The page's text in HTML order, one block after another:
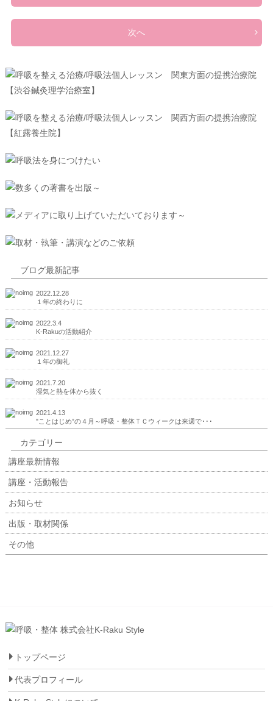
次へ
ブログ最新記事
2022.12.28
１年の終わりに
2022.3.4
K-Rakuの活動紹介
2021.12.27
１年の御礼
2021.7.20
湿気と熱を体から抜く
2021.4.13
"ことはじめ”の４月～呼吸・整体ＴＣウィークは来週で･･･
カテゴリー
講座最新情報
講座・活動報告
お知らせ
出版・取材関係
その他
トップページ
代表プロフィール